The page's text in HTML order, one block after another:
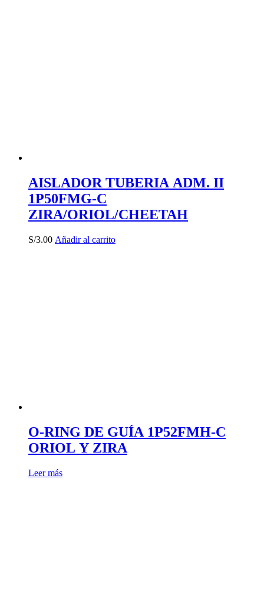
AISLADOR TUBERIA ADM. II
1P50FMG-C
ZIRA/ORIOL/CHEETAH
S/3.00 Añadir al carrito
O-RING DE GUÍA 1P52FMH-C
ORIOL Y ZIRA
Leer más